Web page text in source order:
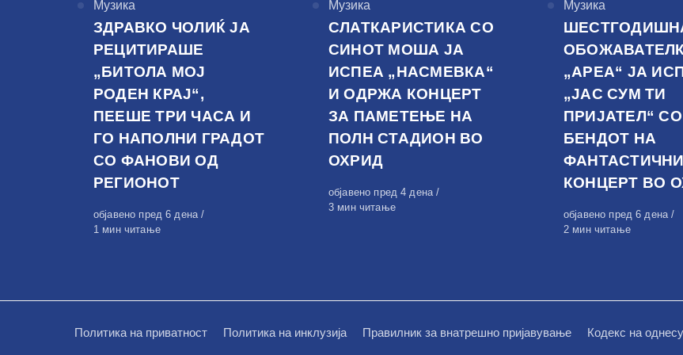
КАтегорија
Музика
ЗДРАВКО ЧОЛИЌ ЈА
РЕЦИТИРАШЕ
„БИТОЛА МОЈ
РОДЕН КРАЈ“,
ПЕЕШЕ ТРИ ЧАСА И
ГО НАПОЛНИ ГРАДОТ
СО ФАНОВИ ОД
РЕГИОНОТ
Објавено
на
објавено пред 6 дена
1 мин читање
КАтегорија
Музика
СЛАТКАРИСТИКА СО
СИНОТ МОША ЈА
ИСПЕА „НАСМЕВКА“
И ОДРЖА КОНЦЕРТ
ЗА ПАМЕТЕЊЕ НА
ПОЛН СТАДИОН ВО
ОХРИД
Објавено
на
објавено пред 4 дена
3 мин читање
КАтегорија
Музика
„АРЕА“ ЈА
„ЈАС СУМ ТИ
ПРИЈАТЕЛ“ СО
БЕНДОТ НА
КОНЦЕРТ ВО
Објавено
на
објавено пред 6 дена
2 мин читање
Политика на приватност Политика на инклузија Правилник за внатрешно пријавување Кодекс на